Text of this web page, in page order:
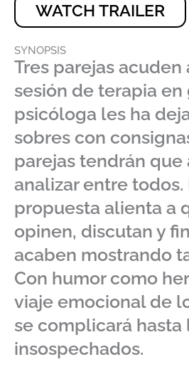
WATCH TRAILER
SYNOPSIS
Tres parejas acuden
sesión de terapia en
psicóloga les ha
sobres con
parejas tendrán que
analizar entre
propuesta alienta a
opinen, discutan y
acaben mostrando
Con humor como
viaje emocional de
se complicará hasta
insospechados.